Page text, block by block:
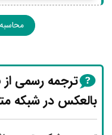
ترجمه رسمی از
بالعکس در شبکه